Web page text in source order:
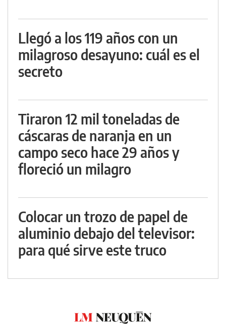
Llegó a los 119 años con un
milagroso desayuno: cuál es el
secreto
Tiraron 12 mil toneladas de
cáscaras de naranja en un
campo seco hace 29 años y
floreció un milagro
Colocar un trozo de papel de
aluminio debajo del televisor:
para qué sirve este truco